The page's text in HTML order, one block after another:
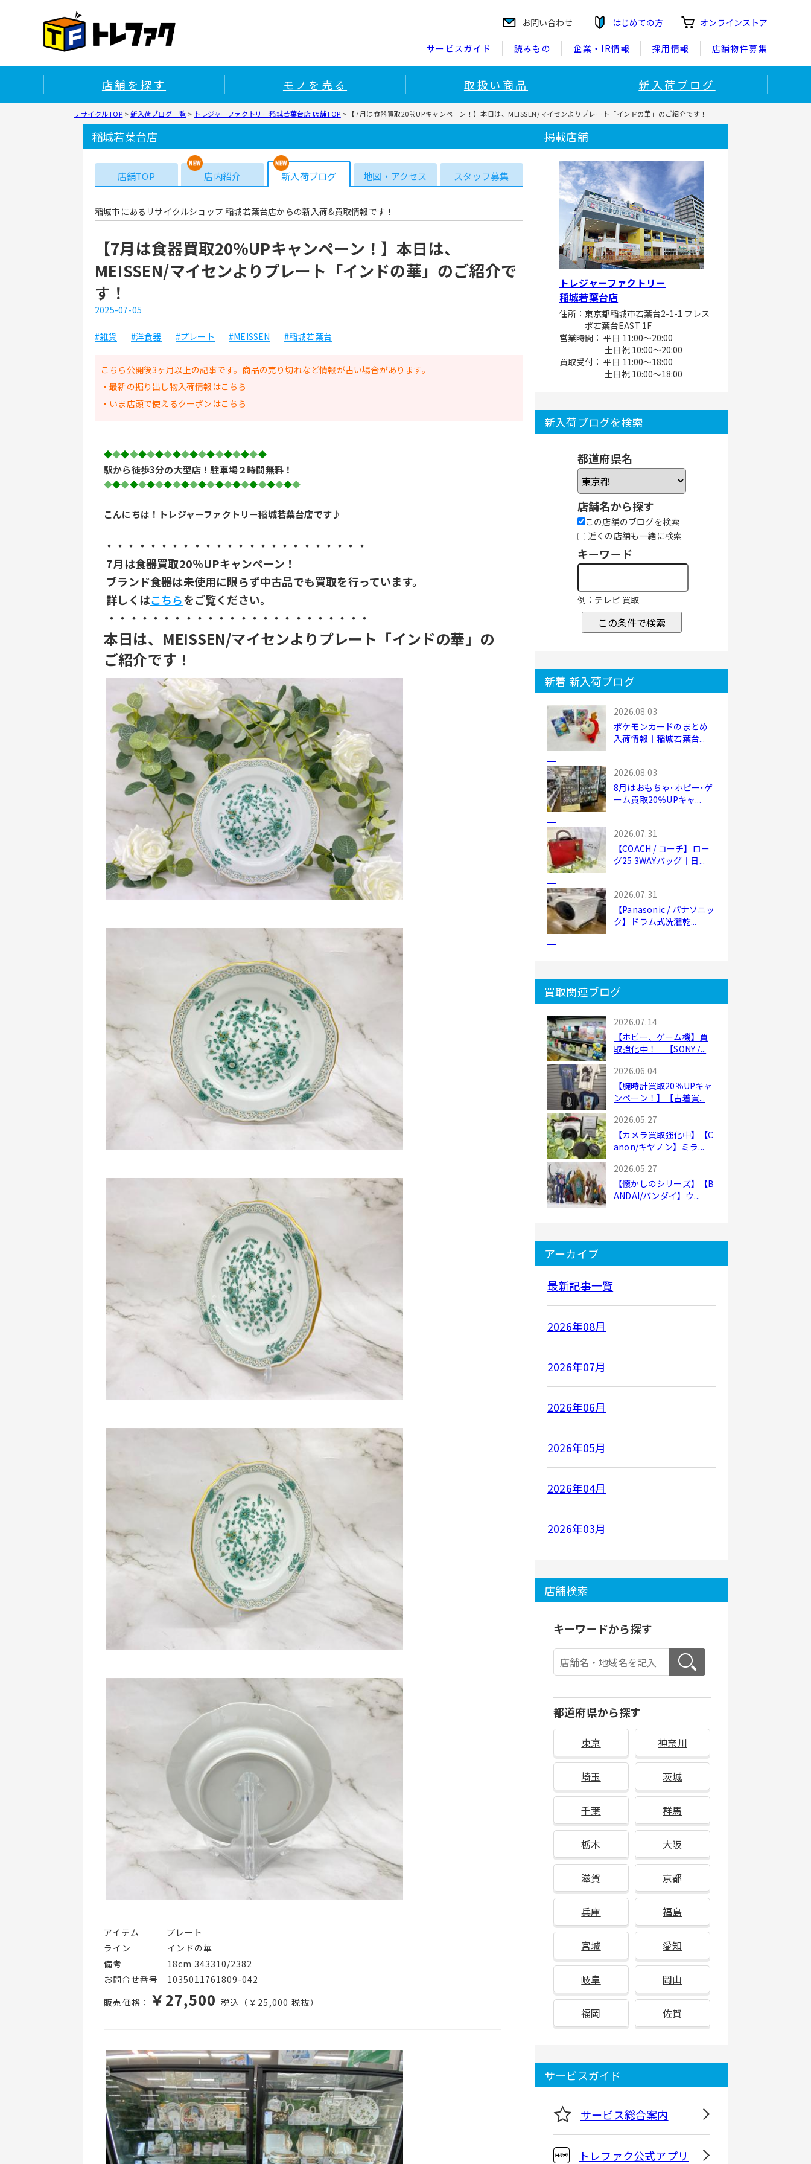
お問い合わせ はじめての方 オンラインストア
サービスガイド 読みもの 企業・IR情報 採用情報 店舗物件募集
店舗を探す モノを売る 取扱い商品 新入荷ブログ
リサイクルTOP >新入荷ブログ一覧 > トレジャーファクトリー稲城若葉台店 店舗TOP > 【7月は食器買取20％UPキャンペーン！】本日は、MEISSEN/マイセンよりプレート「インドの華」のご紹介です！
稲城若葉台店
店舗TOP 店内紹介 新入荷ブログ 地図・アクセス スタッフ募集
稲城市にあるリサイクルショップ 稲城若葉台店からの新入荷&買取情報です！
【7月は食器買取20％UPキャンペーン！】本日は、
MEISSEN/マイセンよりプレート「インドの華」のご紹介で
す！
2025-07-05
#雑貨 #洋食器 #プレート #MEISSEN #稲城若葉台
こちら公開後3ヶ月以上の記事です。商品の売り切れなど情報が古い場合があります。
・最新の掘り出し物入荷情報はこちら
・いま店頭で使えるクーポンはこちら
◆◆◆◆◆◆◆◆◆◆◆◆◆◆◆◆◆◆◆
駅から徒歩3分の大型店！駐車場２時間無料！
◆◆◆◆◆◆◆◆◆◆◆◆◆◆◆◆◆◆◆◆◆◆◆
こんにちは！トレジャーファクトリー稲城若葉台店です♪
・・・・・・・・・・・・・・・・・・・・・・・・
7月は食器買取20％UPキャンペーン！
ブランド食器は未使用に限らず中古品でも買取を行っています。
詳しくはこちらをご覧ください。
・・・・・・・・・・・・・・・・・・・・・・・・
本日は、MEISSEN/マイセンよりプレート「インドの華」の
ご紹介です！
アイテム   プレート
ライン    インドの華
備考     18cm 343310/2382
お問合せ番号 1035011761809-042
販売価格： ￥27,500 税込（￥25,000 税抜）
掲載店舗
トレジャーファクトリー
稲城若葉台店
住所：東京都稲城市若葉台2-1-1 フレス
ポ若葉台EAST 1F
営業時間： 平日 11:00～20:00
土日祝 10:00～20:00
買取受付： 平日 11:00～18:00
土日祝 10:00～18:00
新入荷ブログを検索
都道府県名
店舗名から探す
この店舗のブログを検索
近くの店舗も一緒に検索
キーワード
例：テレビ 買取
この条件で検索
新着 新入荷ブログ
2026.08.03
ポケモンカードのまとめ
入荷情報｜稲城若葉台...
2026.08.03
8月はおもちゃ･ホビー･ゲ
ーム買取20％UPキャ...
2026.07.31
【COACH / コーチ】ロー
グ25 3WAYバッグ｜日...
2026.07.31
【Panasonic / パナソニッ
ク】ドラム式洗濯乾...
買取関連ブログ
2026.07.14
【ホビー、ゲーム機】買
取強化中！｜【SONY /...
2026.06.04
【腕時計買取20％UPキャ
ンペーン！】【古着買...
2026.05.27
【カメラ買取強化中】【C
anon/キヤノン】ミラ...
2026.05.27
【懐かしのシリーズ】【B
ANDAI/バンダイ】ウ...
アーカイブ
最新記事一覧
2026年08月
2026年07月
2026年06月
2026年05月
2026年04月
2026年03月
店舗検索
キーワードから探す
都道府県から探す
東京 神奈川
埼玉 茨城
千葉 群馬
栃木 大阪
滋賀 京都
兵庫 福島
宮城 愛知
岐阜 岡山
福岡 佐賀
サービスガイド
サービス総合案内
トレファク公式アプリ